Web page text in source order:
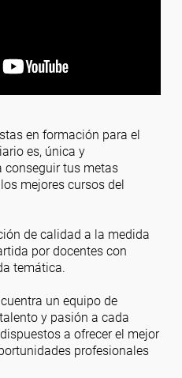
en formación para el
es, única y
conseguir tus metas
mejores cursos del
de calidad a la medida
por docentes con
temática.
un equipo de
y pasión a cada
a ofrecer el mejor
profesionales